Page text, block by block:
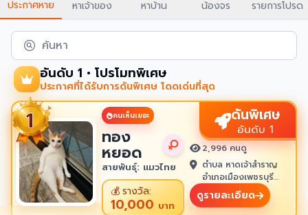
ประกาศหาย หาเจ้าของ หาบ้าน น้องจร รายการโปรด
ค้นหา
อันดับ 1 • โปรโมทพิเศษ
ประกาศที่ได้รับการดันพิเศษ โดดเด่นที่สุด
คนเห็นเยอะ
ทอง
หยอด
สายพันธุ์: แมวไทย
💰รางวัล:
10,000 บาท
ดันพิเศษ
อันดับ 1
2,996 คนดู
ตำบล หาดเจ้าสำราญ
อำเภอเมืองเพชรบุรี
เพชรบุรี 76100
ดูรายละเอียด